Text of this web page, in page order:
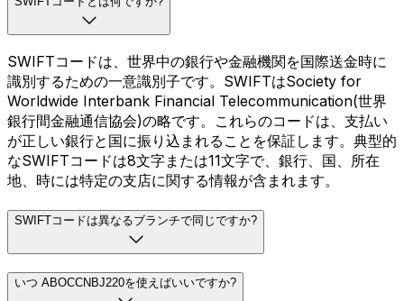
SWIFTコードは、世界中の銀行や金融機関を国際送金時に
識別するための一意識別子です。SWIFTはSociety for
Worldwide Interbank Financial Telecommunication(世界
銀行間金融通信協会)の略です。これらのコードは、支払い
が正しい銀行と国に振り込まれることを保証します。典型的
なSWIFTコードは8文字または11文字で、銀行、国、所在
地、時には特定の支店に関する情報が含まれます。
SWIFTコードは異なるブランチで同じですか?
いつ ABOCCNBJ220を使えばいいですか?